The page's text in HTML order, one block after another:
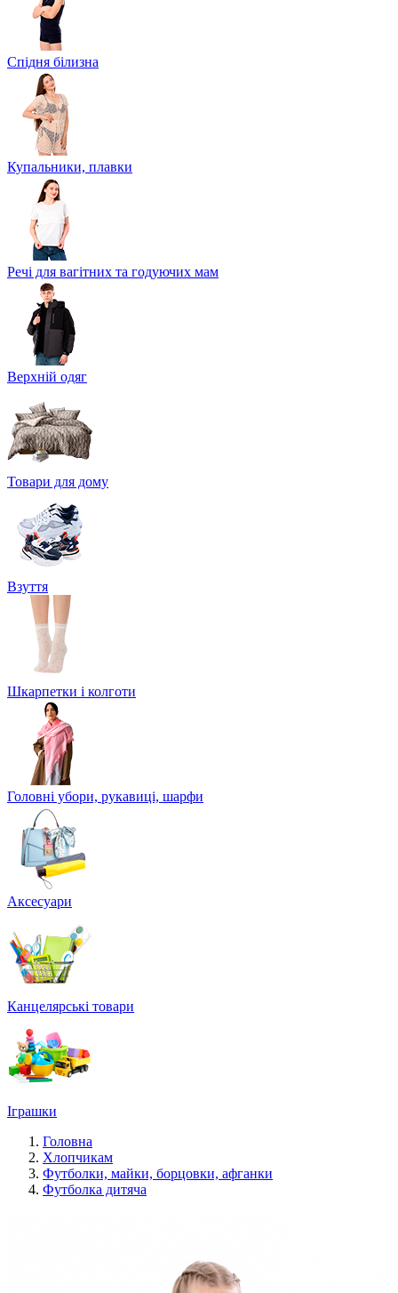
Спідня білизна
Купальники, плавки
Речі для вагітних та годуючих мам
Верхній одяг
Товари для дому
Взуття
Шкарпетки і колготи
Головні убори, рукавиці, шарфи
Аксесуари
Канцелярські товари
Іграшки
Головна
Хлопчикам
Футболки, майки, борцовки, афганки
Футболка дитяча